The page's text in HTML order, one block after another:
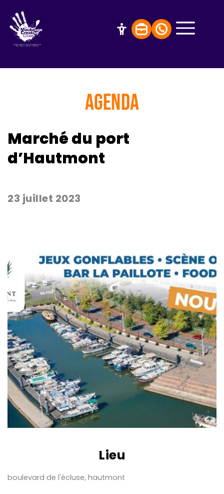
AGENDA
Marché du port
d’Hautmont
23 juillet 2023
Lieu
boulevard de l'écluse, hautmont